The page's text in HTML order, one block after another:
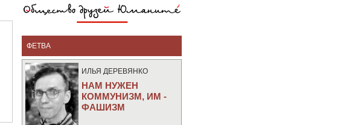
ФЕТВА
ИЛЬЯ ДЕРЕВЯНКО
НАМ НУЖЕН
КОММУНИЗМ, ИМ -
ФАШИЗМ